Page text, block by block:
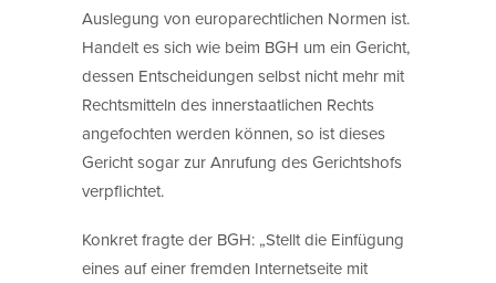
Auslegung von europarechtlichen Normen ist.
Handelt es sich wie beim BGH um ein Gericht,
dessen Entscheidungen selbst nicht mehr mit
Rechtsmitteln des innerstaatlichen Rechts
angefochten werden können, so ist dieses
Gericht sogar zur Anrufung des Gerichtshofs
verpflichtet.
Konkret fragte der BGH: „Stellt die Einfügung
eines auf einer fremden Internetseite mit